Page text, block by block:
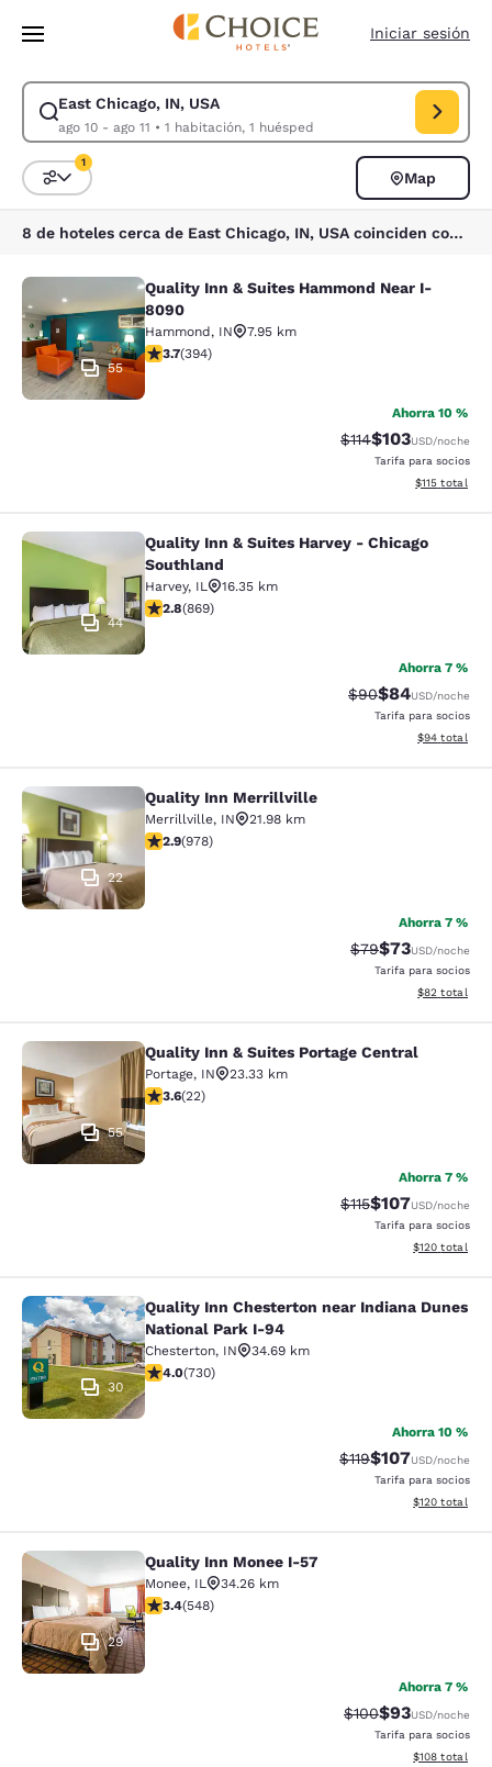
Pasar A Contenido Principal
Iniciar sesión
East Chicago, IN, USA
ago 10 - ago 11 • 1 habitación, 1 huésped
Modificar la búsqueda de East Chicago, IN, USA. Fecha de check-in
Ordenar y filtrar
1
Map
8 de hoteles cerca de East Chicago, IN, USA coinciden con tus filtros
Quality Inn & Suites Hammond
55
Quality Inn & Suites Hammond Near I-
8090
Hammond, IN
7.95 km
calificación de 3.71 estrellas. Bueno. 394 reseñas
3.7(394)
Ahorra 10 %
Precio tachado:
$114Precio con
$103USD/noche
Tarifa para socios
Ver detalles
$115 total
Quality Inn & Suites Harvey -
44
Quality Inn & Suites Harvey - Chicago
Southland
Harvey, IL
16.35 km
calificación de 2.82 estrellas. Feria. 869 reseñas
2.8(869)
Ahorra 7 %
Precio tachado:
$90Precio con
$84USD/noche
Tarifa para socios
Ver detalles
$94 total
Quality Inn Merrillville
22
Quality Inn Merrillville
Merrillville, IN
21.98 km
calificación de 2.9 estrellas. Feria. 978 reseñas
2.9(978)
Ahorra 7 %
Precio tachado:
$79Precio con
$73USD/noche
Tarifa para socios
Ver detalles
$82 total
Quality Inn & Suites Portage Central
55
Quality Inn & Suites Portage Central
Portage, IN
23.33 km
calificación de 3.64 estrellas. Bueno. 22 reseñas
3.6(22)
Ahorra 7 %
Precio tachado:
$115Precio con
$107USD/noche
Tarifa para socios
Ver detalles
$120 total
Quality Inn Chesterton near
30
Quality Inn Chesterton near Indiana Dunes
National Park I-94
Chesterton, IN
34.69 km
calificación de 4.04 estrellas. Muy bueno. 730 reseñas
4.0(730)
Ahorra 10 %
Precio tachado:
$119Precio con
$107USD/noche
Tarifa para socios
Ver detalles
$120 total
Quality Inn Monee I-57
29
Quality Inn Monee I-57
Monee, IL
34.26 km
calificación de 3.43 estrellas. Bueno. 548 reseñas
3.4(548)
Ahorra 7 %
Precio tachado:
$100Precio con
$93USD/noche
Tarifa para socios
Ver detalles
$108 total